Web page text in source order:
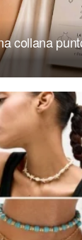
collana